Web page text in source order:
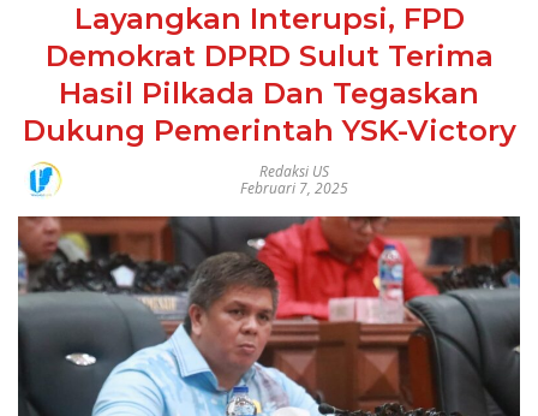
Layangkan Interupsi, FPD
Demokrat DPRD Sulut Terima
Hasil Pilkada Dan Tegaskan
Dukung Pemerintah YSK-Victory
Redaksi US
Februari 7, 2025